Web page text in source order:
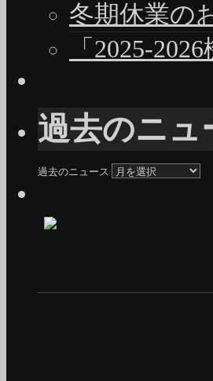
冬期休業の
「2025-
過去のニュ
過去のニュース